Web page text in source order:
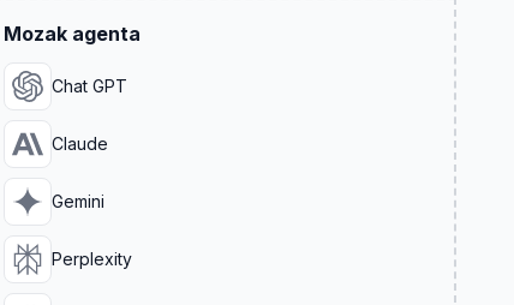
Mozak agenta
Chat GPT
Claude
Gemini
Perplexity